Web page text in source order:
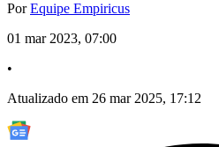
PorEquipe Empiricus
01 mar 2023, 07:00
•
Atualizado em 26 mar 2025, 17:12